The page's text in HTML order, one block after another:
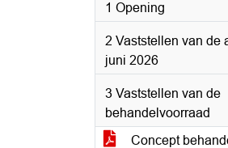
1 Opening
2 Vaststellen van de
juni 2026
3 Vaststellen van de
behandelvoorraad
Concept